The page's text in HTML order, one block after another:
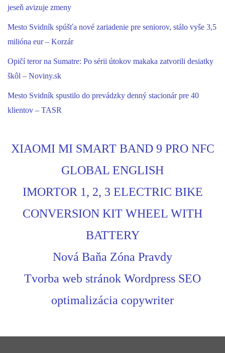
jeseň avizuje zmeny
Mesto Svidník spúšťa nové zariadenie pre seniorov, stálo vyše 3,5
milióna eur – Korzár
Opičí teror na Sumatre: Po sérii útokov makaka zatvorili desiatky
škôl – Noviny.sk
Mesto Svidník spustilo do prevádzky denný stacionár pre 40
klientov – TASR
XIAOMI MI SMART BAND 9 PRO NFC
GLOBAL ENGLISH
IMORTOR 1, 2, 3 ELECTRIC BIKE
CONVERSION KIT WHEEL WITH
BATTERY
Nová Baňa Zóna Pravdy
Tvorba web stránok Wordpress SEO
optimalizácia copywriter